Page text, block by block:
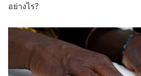
อย่างไร?